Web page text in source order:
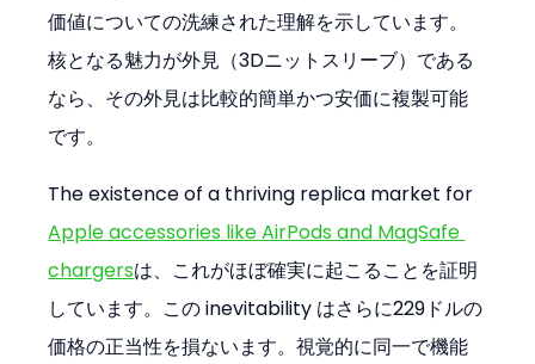
価値についての洗練された理解を示しています。
核となる魅力が外見（3Dニットスリーブ）である
なら、その外見は比較的簡単かつ安価に複製可能
です。
The existence of a thriving replica market for
Apple accessories like AirPods and MagSafe
chargersは、これがほぼ確実に起こることを証明
しています。この inevitability はさらに229ドルの
価格の正当性を損ないます。視覚的に同一で機能